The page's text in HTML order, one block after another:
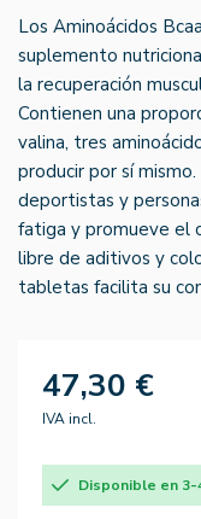
Los Aminoácidos
suplemento
la recuperación
Contienen una
valina, tres
producir por sí
deportistas y
fatiga y promueve el
libre de aditivos y
tabletas facilita su
47,30 €
IVA incl.
Disponible en 3-